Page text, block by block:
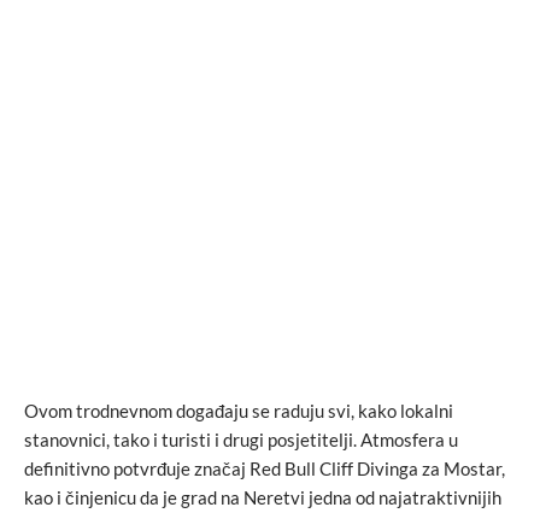
Ovom trodnevnom događaju se raduju svi, kako lokalni
stanovnici, tako i turisti i drugi posjetitelji. Atmosfera u
definitivno potvrđuje značaj Red Bull Cliff Divinga za Mostar,
kao i činjenicu da je grad na Neretvi jedna od najatraktivnijih